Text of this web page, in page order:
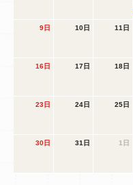
9日 10日 11日
16日 17日 18日
23日 24日 25日
30日 31日 1日